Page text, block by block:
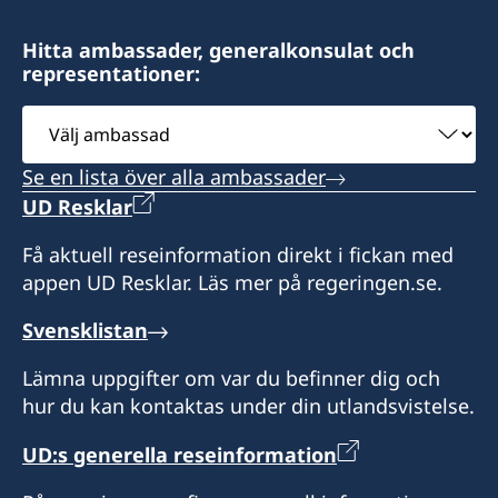
Al-Sulaiman Business Center
8:th Floor
Postadress:
Consulate of Sweden
Saud Alsulaiman
PO Box 127383
Saudi Arabia
Saud Alsulaiman
+967 1 21 33 80
Zubeiri street 209
Sana'a
Postadress:
c/o Elaghil Trading Company
P.O. Box 820
Yemen
Öppettider:
Söndag-torsdag kl. 09.00-13.00
Honorär generalkonsul
E-post:
Fax
+968-24560735
Consulate-General of Sweden
OTE Group Automobil Complex – Room No.
414, 4th Floor
Wattayah
P.O. Box 1
Ruwi, Sultanate of Oman
Hitta ambassader, generalkonsulat och
representationer:
Välj
ambassad
Se en lista över alla ambassader
UD Resklar
Få aktuell reseinformation direkt i fickan med
appen UD Resklar. Läs mer på regeringen.se.
Svensklistan
Lämna uppgifter om var du befinner dig och
hur du kan kontaktas under din utlandsvistelse.
UD:s generella reseinformation